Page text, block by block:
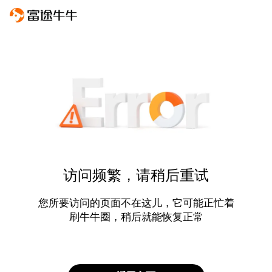
访问频繁，请稍后重试
您所要访问的页面不在这儿，它可能正忙着
刷牛牛圈，稍后就能恢复正常